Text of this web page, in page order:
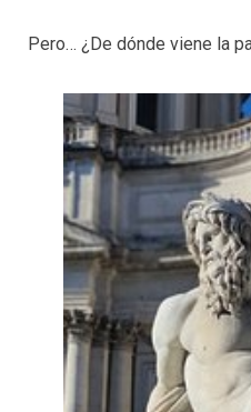
Pero… ¿De dónde viene la